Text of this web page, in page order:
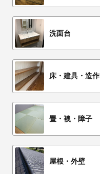
洗面台
床・建具・造作
畳・襖・障子
屋根・外壁